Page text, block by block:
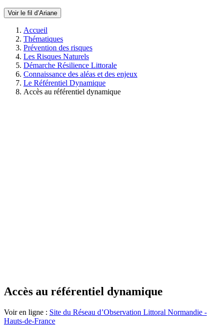
Voir le fil d’Ariane
Accueil
Thématiques
Prévention des risques
Les Risques Naturels
Démarche Résilience Littorale
Connaissance des aléas et des enjeux
Le Référentiel Dynamique
Accès au référentiel dynamique
Accès au référentiel dynamique
Voir en ligne : Site du Réseau d’Observation Littoral Normandie -
Hauts-de-France